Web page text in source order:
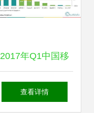
2017年Q1中国移
动互联网行业发展
查看详情